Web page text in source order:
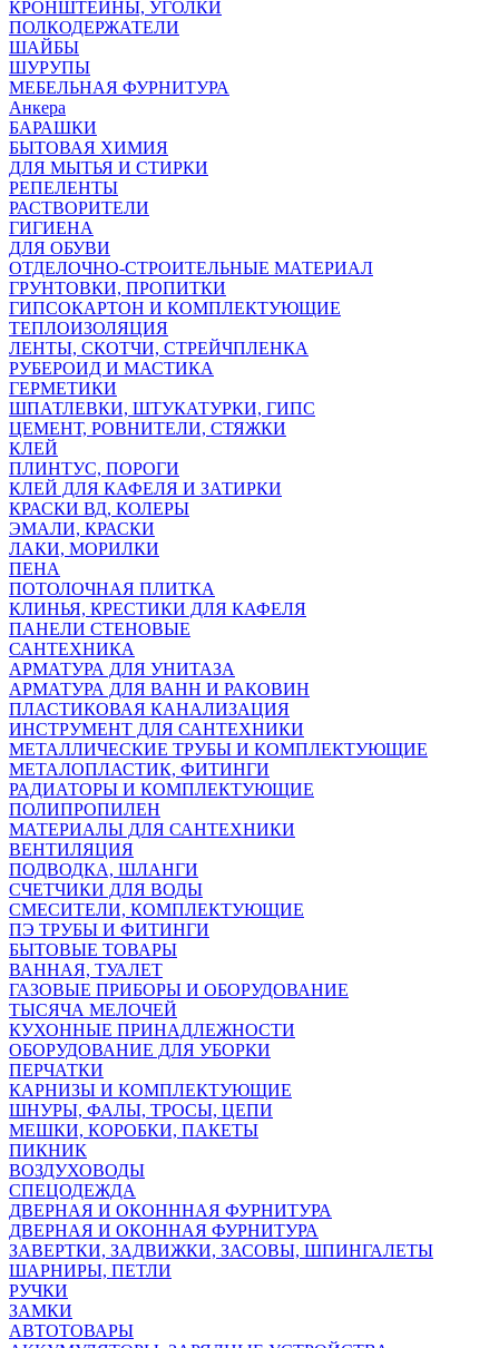
КРОНШТЕЙНЫ, УГОЛКИ
ПОЛКОДЕРЖАТЕЛИ
ШАЙБЫ
ШУРУПЫ
МЕБЕЛЬНАЯ ФУРНИТУРА
Анкера
БАРАШКИ
БЫТОВАЯ ХИМИЯ
ДЛЯ МЫТЬЯ И СТИРКИ
РЕПЕЛЕНТЫ
РАСТВОРИТЕЛИ
ГИГИЕНА
ДЛЯ ОБУВИ
ОТДЕЛОЧНО-СТРОИТЕЛЬНЫЕ МАТЕРИАЛ
ГРУНТОВКИ, ПРОПИТКИ
ГИПСОКАРТОН И КОМПЛЕКТУЮЩИЕ
ТЕПЛОИЗОЛЯЦИЯ
ЛЕНТЫ, СКОТЧИ, СТРЕЙЧПЛЕНКА
РУБЕРОИД И МАСТИКА
ГЕРМЕТИКИ
ШПАТЛЕВКИ, ШТУКАТУРКИ, ГИПС
ЦЕМЕНТ, РОВНИТЕЛИ, СТЯЖКИ
КЛЕЙ
ПЛИНТУС, ПОРОГИ
КЛЕЙ ДЛЯ КАФЕЛЯ И ЗАТИРКИ
КРАСКИ ВД, КОЛЕРЫ
ЭМАЛИ, КРАСКИ
ЛАКИ, МОРИЛКИ
ПЕНА
ПОТОЛОЧНАЯ ПЛИТКА
КЛИНЬЯ, КРЕСТИКИ ДЛЯ КАФЕЛЯ
ПАНЕЛИ СТЕНОВЫЕ
САНТЕХНИКА
АРМАТУРА ДЛЯ УНИТАЗА
АРМАТУРА ДЛЯ ВАНН И РАКОВИН
ПЛАСТИКОВАЯ КАНАЛИЗАЦИЯ
ИНСТРУМЕНТ ДЛЯ САНТЕХНИКИ
МЕТАЛЛИЧЕСКИЕ ТРУБЫ И КОМПЛЕКТУЮЩИЕ
МЕТАЛОПЛАСТИК, ФИТИНГИ
РАДИАТОРЫ И КОМПЛЕКТУЮЩИЕ
ПОЛИПРОПИЛЕН
МАТЕРИАЛЫ ДЛЯ САНТЕХНИКИ
ВЕНТИЛЯЦИЯ
ПОДВОДКА, ШЛАНГИ
СЧЕТЧИКИ ДЛЯ ВОДЫ
СМЕСИТЕЛИ, КОМПЛЕКТУЮЩИЕ
ПЭ ТРУБЫ И ФИТИНГИ
БЫТОВЫЕ ТОВАРЫ
ВАННАЯ, ТУАЛЕТ
ГАЗОВЫЕ ПРИБОРЫ И ОБОРУДОВАНИЕ
ТЫСЯЧА МЕЛОЧЕЙ
КУХОННЫЕ ПРИНАДЛЕЖНОСТИ
ОБОРУДОВАНИЕ ДЛЯ УБОРКИ
ПЕРЧАТКИ
КАРНИЗЫ И КОМПЛЕКТУЮЩИЕ
ШНУРЫ, ФАЛЫ, ТРОСЫ, ЦЕПИ
МЕШКИ, КОРОБКИ, ПАКЕТЫ
ПИКНИК
ВОЗДУХОВОДЫ
СПЕЦОДЕЖДА
ДВЕРНАЯ И ОКОНННАЯ ФУРНИТУРА
ДВЕРНАЯ И ОКОННАЯ ФУРНИТУРА
ЗАВЕРТКИ, ЗАДВИЖКИ, ЗАСОВЫ, ШПИНГАЛЕТЫ
ШАРНИРЫ, ПЕТЛИ
РУЧКИ
ЗАМКИ
АВТОТОВАРЫ